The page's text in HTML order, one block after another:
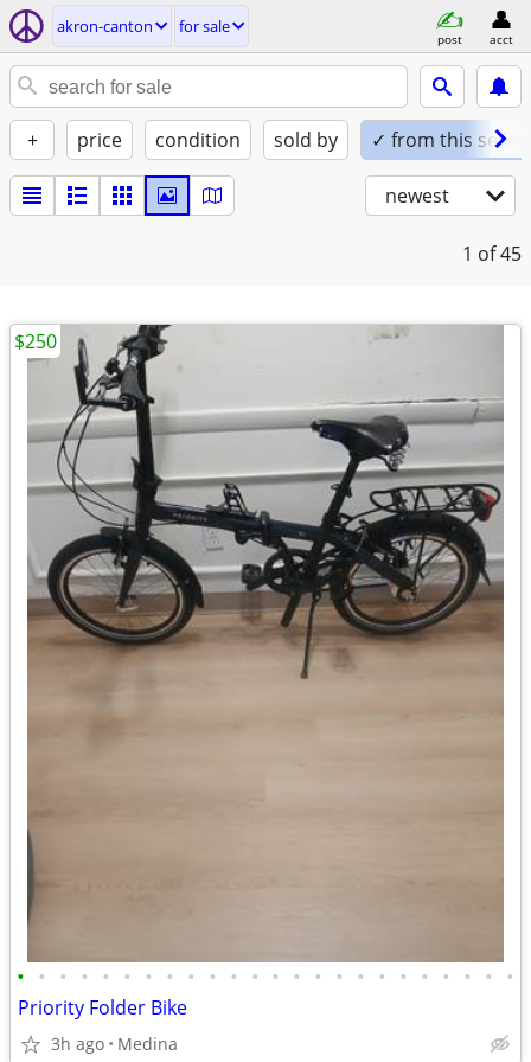
akron-canton for sale
post acct
+ price condition sold by ✓ from this seller
newest
1 of 45
• • • • • • • • • • • • • • • • • • • • • • • •
Priority Folder Bike
3h ago Medina
$250